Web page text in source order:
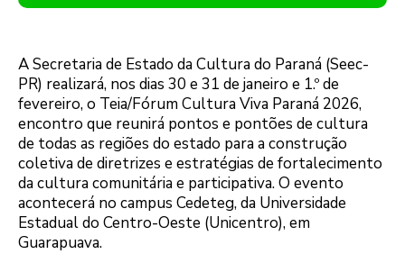
A Secretaria de Estado da Cultura do Paraná (Seec-
PR) realizará, nos dias 30 e 31 de janeiro e 1.º de
fevereiro, o Teia/Fórum Cultura Viva Paraná 2026,
encontro que reunirá pontos e pontões de cultura
de todas as regiões do estado para a construção
coletiva de diretrizes e estratégias de fortalecimento
da cultura comunitária e participativa. O evento
acontecerá no campus Cedeteg, da Universidade
Estadual do Centro-Oeste (Unicentro), em
Guarapuava.